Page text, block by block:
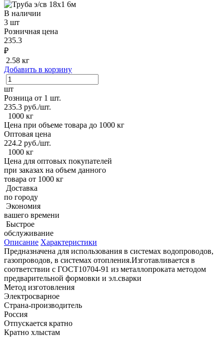
В наличии
3 шт
Розничная цена
235.3
₽
2.58 кг
Добавить в корзину
шт
Розница от 1 шт.
235.3 руб./шт.
1000 кг
Цена при объеме товара до 1000 кг
Оптовая цена
224.2 руб./шт.
1000 кг
Цена для оптовых покупателей
при заказах на объем данного
товара от 1000 кг
Доставка
по городу
Экономия
вашего времени
Быстрое
обслуживание
Описание Характеристики
Предназначена для использования в системах водопроводов,
газопроводов, в системах отопления.Изготавливается в
соответствии с ГОСТ10704-91 из металлопроката методом
предварительной формовки и эл.сварки
Метод изготовления
Электросварное
Страна-производитель
Россия
Отпускается кратно
Кратно хлыстам